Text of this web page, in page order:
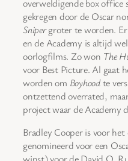
overweldigende box office
gekregen door de Oscar
Snipergroter te worden.
en de Academy is altijd
oorlogfilms. Zo won The
voor Best Picture. Al gaat
worden om Boyhoodte
ontzettend overrated,
project waar de Academy
Bradley Cooper is voor
genomineerd voor een